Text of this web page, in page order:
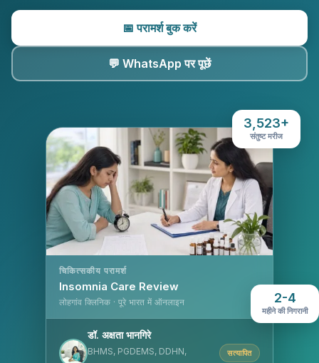
📅 परामर्श बुक करें
💬 WhatsApp पर पूछें
चिकित्सकीय परामर्श
Insomnia Care Review
लोहगांव क्लिनिक · पूरे भारत में ऑनलाइन
डॉ. अक्षता भानगिरे
BHMS, PGDEMS, DDHN,
सत्यापित
3,523+
संतुष्ट मरीज
2-4
महीने की निगरानी